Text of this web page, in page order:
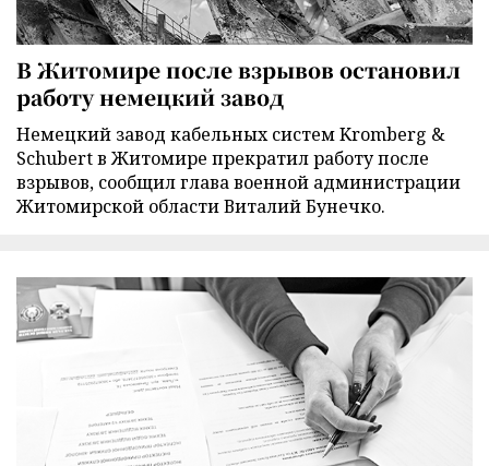
В Житомире после взрывов остановил
работу немецкий завод
Немецкий завод кабельных систем Kromberg &
Schubert в Житомире прекратил работу после
взрывов, сообщил глава военной администрации
Житомирской области Виталий Бунечко.